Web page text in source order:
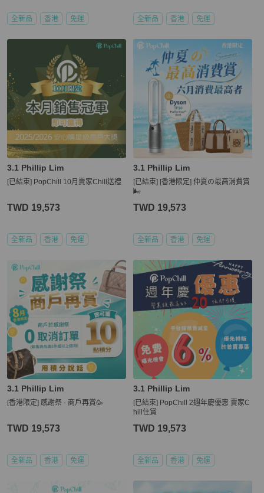
全新品 香港 免運 全新品 香港 免運
3.1 Phillip Lim
[已結束] PopChill 10月賣家Chill送禮
TWD 19,573
全新品 香港 免運
3.1 Phillip Lim
[已結束] [香港限定] 仲夏の最高消費賞
🌬️
TWD 19,573
全新品 香港 免運
3.1 Phillip Lim
[香港限定] 感謝祭 - 商戶再賞🥳
TWD 19,573
全新品 香港 免運
3.1 Phillip Lim
[已結束] PopChill 2週年慶優惠 賣家C
hill住賞
TWD 19,573
全新品 香港 免運